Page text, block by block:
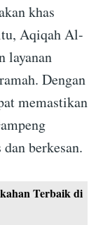
khas
Aqiqah Al-
layanan
Dengan
memastikan
berkesan.
Terbaik di